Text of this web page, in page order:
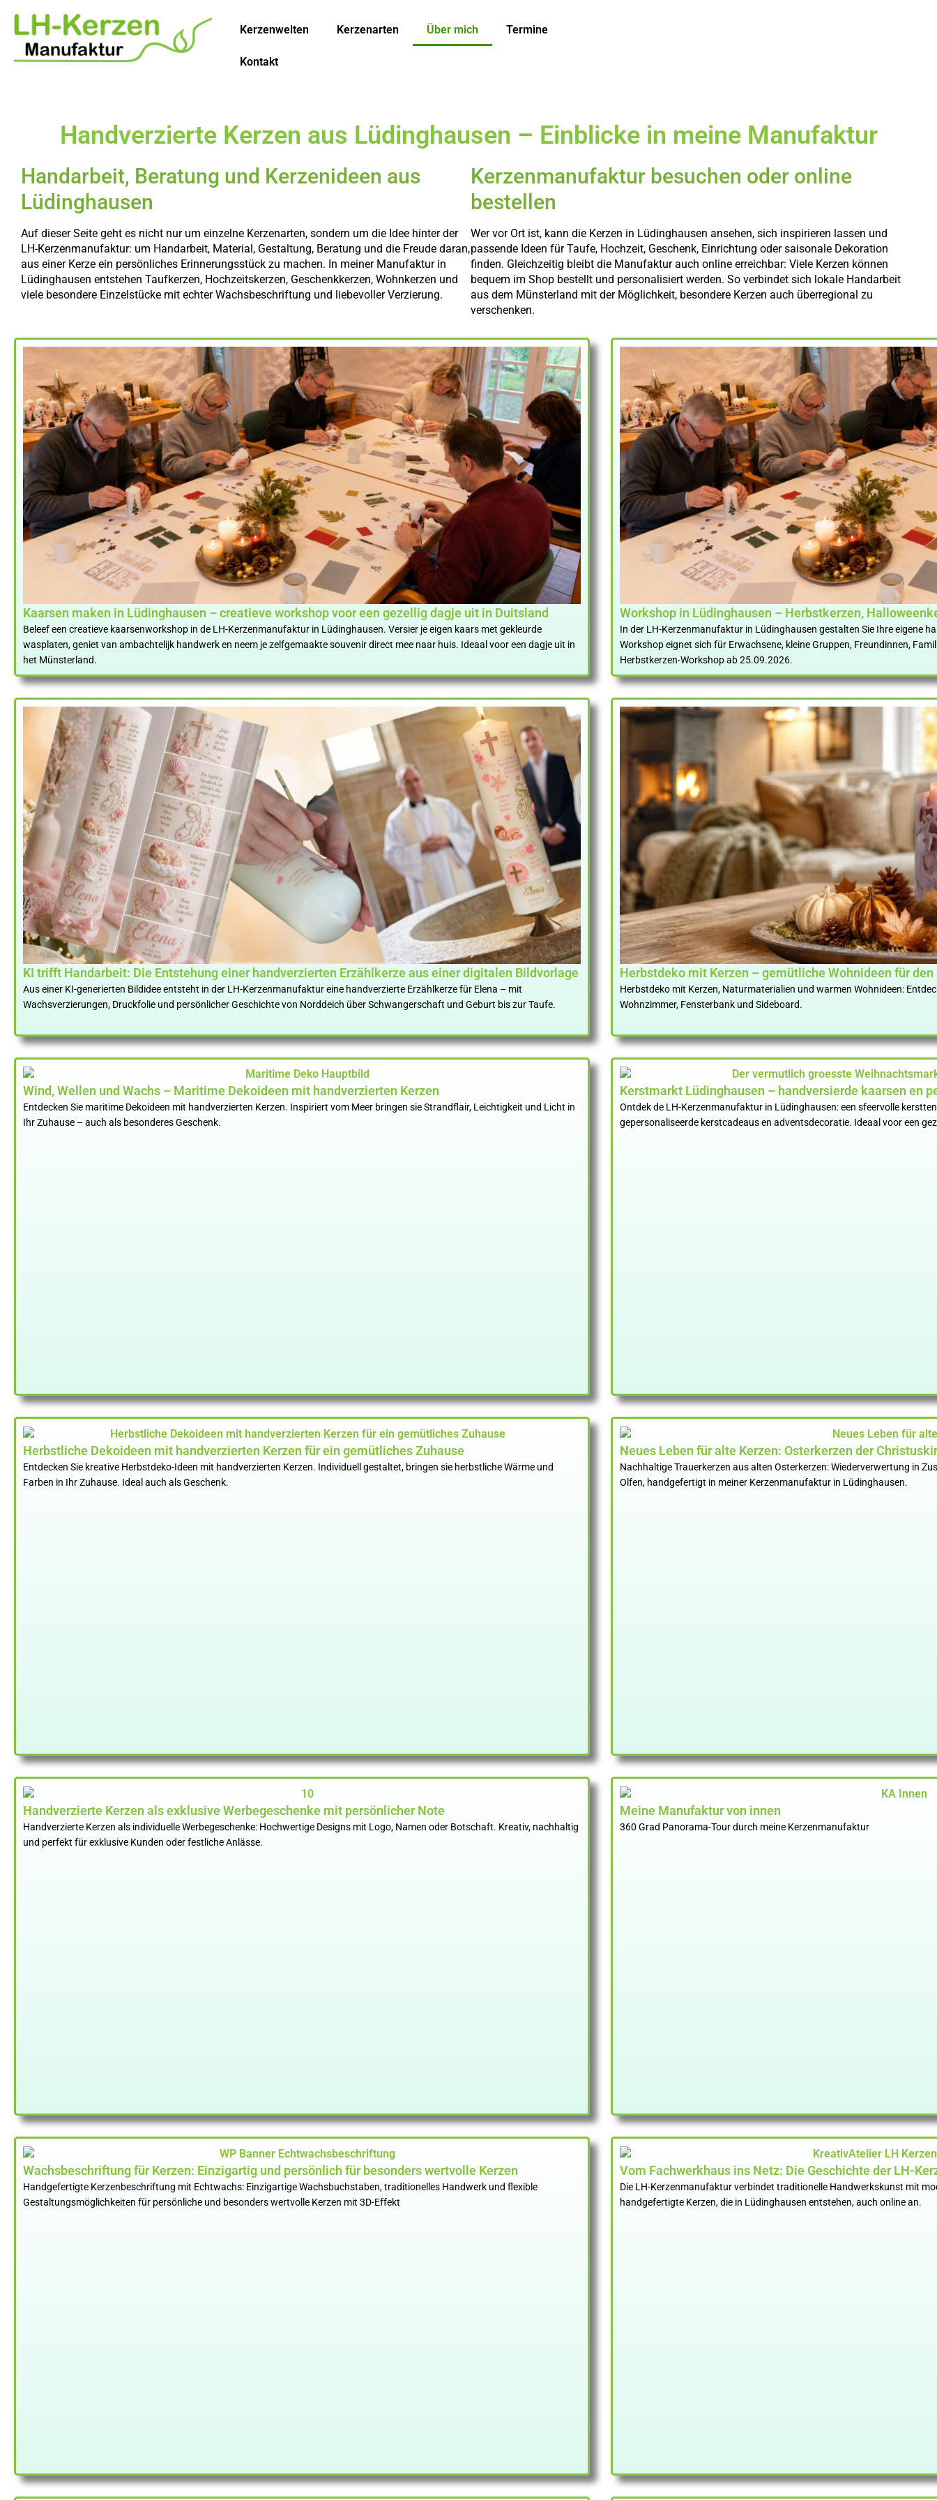
Kerzenwelten Kerzenarten Über mich Termine
Kontakt
Handverzierte Kerzen aus Lüdinghausen – Einblicke in meine Manufaktur
Handarbeit, Beratung und Kerzenideen aus
Lüdinghausen
Auf dieser Seite geht es nicht nur um einzelne Kerzenarten, sondern um die Idee hinter der
LH-Kerzenmanufaktur: um Handarbeit, Material, Gestaltung, Beratung und die Freude daran,
aus einer Kerze ein persönliches Erinnerungsstück zu machen. In meiner Manufaktur in
Lüdinghausen entstehen Taufkerzen, Hochzeitskerzen, Geschenkkerzen, Wohnkerzen und
viele besondere Einzelstücke mit echter Wachsbeschriftung und liebevoller Verzierung.
Kerzenmanufaktur besuchen oder online
bestellen
Wer vor Ort ist, kann die Kerzen in Lüdinghausen ansehen, sich inspirieren lassen und
passende Ideen für Taufe, Hochzeit, Geschenk, Einrichtung oder saisonale Dekoration
finden. Gleichzeitig bleibt die Manufaktur auch online erreichbar: Viele Kerzen können
bequem im Shop bestellt und personalisiert werden. So verbindet sich lokale Handarbeit
aus dem Münsterland mit der Möglichkeit, besondere Kerzen auch überregional zu
verschenken.
Kaarsen maken in Lüdinghausen – creatieve workshop voor een gezellig dagje uit in Duitsland
Beleef een creatieve kaarsenworkshop in de LH-Kerzenmanufaktur in Lüdinghausen. Versier je eigen kaars met gekleurde
wasplaten, geniet van ambachtelijk handwerk en neem je zelfgemaakte souvenir direct mee naar huis. Ideaal voor een dagje uit in
het Münsterland.
Workshop in Lüdinghausen – Herbstkerzen,
In der LH-Kerzenmanufaktur in Lüdinghausen gestalten Sie Ihre eigene
Workshop eignet sich für Erwachsene, kleine Gruppen, Freundinnen,
Herbstkerzen-Workshop ab 25.09.2026.
KI trifft Handarbeit: Die Entstehung einer handverzierten Erzählkerze aus einer digitalen Bildvorlage
Aus einer KI-generierten Bildidee entsteht in der LH-Kerzenmanufaktur eine handverzierte Erzählkerze für Elena – mit
Wachsverzierungen, Druckfolie und persönlicher Geschichte von Norddeich über Schwangerschaft und Geburt bis zur Taufe.
Herbstdeko mit Kerzen – gemütliche Wohnideen für den
Herbstdeko mit Kerzen, Naturmaterialien und warmen Wohnideen:
Wohnzimmer, Fensterbank und Sideboard.
Wind, Wellen und Wachs – Maritime Dekoideen mit handverzierten Kerzen
Entdecken Sie maritime Dekoideen mit handverzierten Kerzen. Inspiriert vom Meer bringen sie Strandflair, Leichtigkeit und Licht in
Ihr Zuhause – auch als besonderes Geschenk.
Kerstmarkt Lüdinghausen – handversierde kaarsen en
Ontdek de LH-Kerzenmanufaktur in Lüdinghausen: een sfeervolle
gepersonaliseerde kerstcadeaus en adventsdecoratie. Ideaal voor een
Herbstliche Dekoideen mit handverzierten Kerzen für ein gemütliches Zuhause
Entdecken Sie kreative Herbstdeko-Ideen mit handverzierten Kerzen. Individuell gestaltet, bringen sie herbstliche Wärme und
Farben in Ihr Zuhause. Ideal auch als Geschenk.
Neues Leben für alte Kerzen: Osterkerzen der
Nachhaltige Trauerkerzen aus alten Osterkerzen: Wiederverwertung in
Olfen, handgefertigt in meiner Kerzenmanufaktur in Lüdinghausen.
Handverzierte Kerzen als exklusive Werbegeschenke mit persönlicher Note
Handverzierte Kerzen als individuelle Werbegeschenke: Hochwertige Designs mit Logo, Namen oder Botschaft. Kreativ, nachhaltig
und perfekt für exklusive Kunden oder festliche Anlässe.
Meine Manufaktur von innen
360 Grad Panorama-Tour durch meine Kerzenmanufaktur
Wachsbeschriftung für Kerzen: Einzigartig und persönlich für besonders wertvolle Kerzen
Handgefertigte Kerzenbeschriftung mit Echtwachs: Einzigartige Wachsbuchstaben, traditionelles Handwerk und flexible
Gestaltungsmöglichkeiten für persönliche und besonders wertvolle Kerzen mit 3D-Effekt
Vom Fachwerkhaus ins Netz: Die Geschichte der LH-
Die LH-Kerzenmanufaktur verbindet traditionelle Handwerkskunst mit
handgefertigte Kerzen, die in Lüdinghausen entstehen, auch online an.